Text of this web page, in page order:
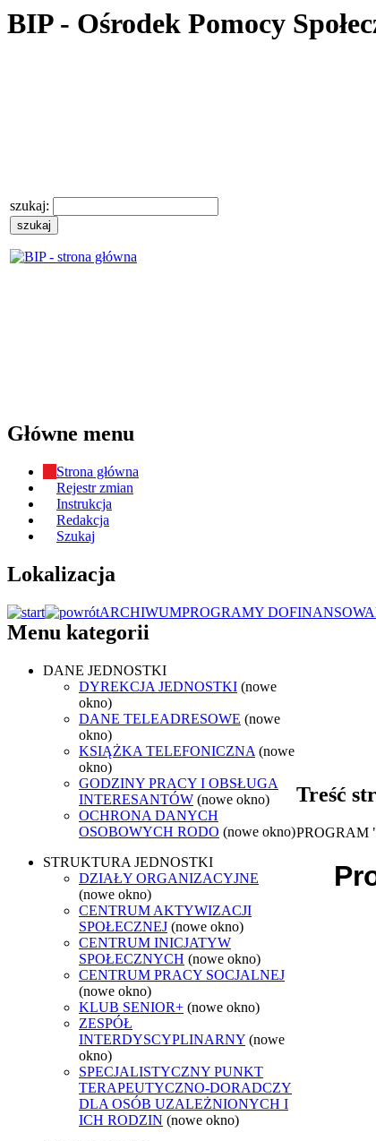
BIP - Ośrodek Pomocy
szukaj:
Główne menu
Strona główna
Rejestr zmian
Instrukcja
Redakcja
Szukaj
Lokalizacja
ARCHIWUMPROGRAMY
Menu kategorii
DANE JEDNOSTKI
DYREKCJA JEDNOSTKI (nowe
okno)
DANE TELEADRESOWE (nowe
okno)
KSIĄŻKA TELEFONICZNA (nowe
okno)
GODZINY PRACY I OBSŁUGA
INTERESANTÓW (nowe okno)
OCHRONA DANYCH
OSOBOWYCH RODO (nowe okno)
STRUKTURA JEDNOSTKI
DZIAŁY ORGANIZACYJNE
(nowe okno)
CENTRUM AKTYWIZACJI
SPOŁECZNEJ (nowe okno)
CENTRUM INICJATYW
SPOŁECZNYCH (nowe okno)
CENTRUM PRACY SOCJALNEJ
(nowe okno)
KLUB SENIOR+ (nowe okno)
ZESPÓŁ
INTERDYSCYPLINARNY (nowe
okno)
SPECJALISTYCZNY PUNKT
TERAPEUTYCZNO-DORADCZY
DLA OSÓB UZALEŻNIONYCH I
ICH RODZIN (nowe okno)
Treść
PROGRAM